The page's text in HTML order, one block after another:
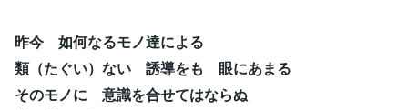
昨今 如何なるモノ達による
類（たぐい）ない 誘導をも 眼にあまる
そのモノに 意識を合せてはならぬ